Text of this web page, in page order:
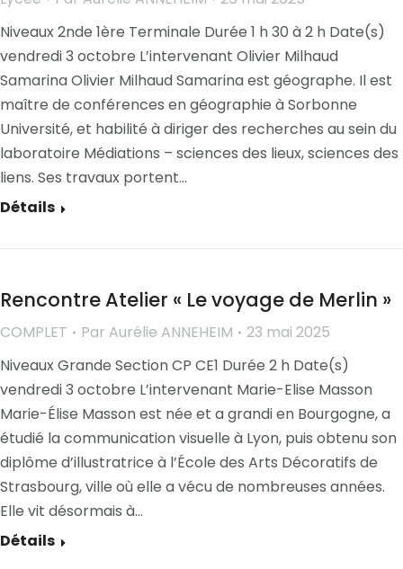
Niveaux 2nde 1ère Terminale Durée 1 h 30 à 2 h Date(s)
vendredi 3 octobre L’intervenant Olivier Milhaud
Samarina Olivier Milhaud Samarina est géographe. Il est
maître de conférences en géographie à Sorbonne
Université, et habilité à diriger des recherches au sein du
laboratoire Médiations – sciences des lieux, sciences des
liens. Ses travaux portent…
Détails
Rencontre Atelier « Le voyage de Merlin »
COMPLET Par Aurélie ANNEHEIM
23 mai 2025
Niveaux Grande Section CP CE1 Durée 2 h Date(s)
vendredi 3 octobre L’intervenant Marie-Elise Masson
Marie-Élise Masson est née et a grandi en Bourgogne, a
étudié la communication visuelle à Lyon, puis obtenu son
diplôme d’illustratrice à l’École des Arts Décoratifs de
Strasbourg, ville où elle a vécu de nombreuses années.
Elle vit désormais à…
Détails